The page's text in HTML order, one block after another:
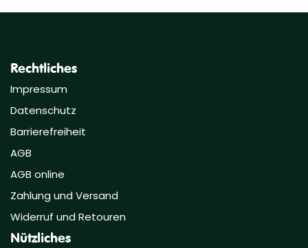
Rechtliches
Impressum
Datenschutz
Barrierefreiheit
AGB
AGB online
Zahlung und Versand
Widerruf und Retouren
Nützliches